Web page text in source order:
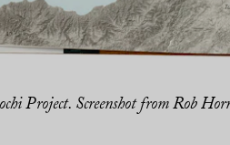
Project. Screenshot from Rob